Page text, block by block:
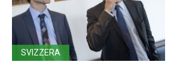
SVIZZERA